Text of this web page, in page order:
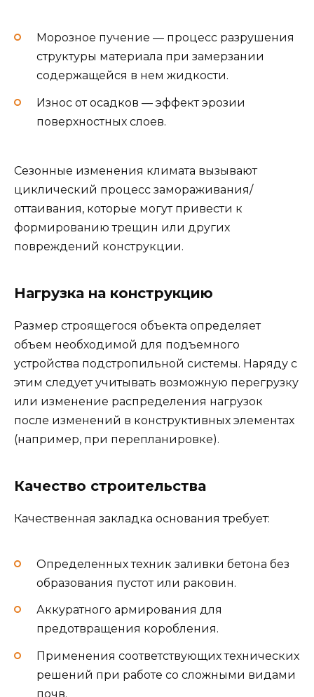
Морозное пучение — процесс разрушения
структуры материала при замерзании
содержащейся в нем жидкости.
Износ от осадков — эффект эрозии
поверхностных слоев.
Сезонные изменения климата вызывают
циклический процесс замораживания/
оттаивания, которые могут привести к
формированию трещин или других
повреждений конструкции.
Нагрузка на конструкцию
Размер строящегося объекта определяет
объем необходимой для подъемного
устройства подстропильной системы. Наряду с
этим следует учитывать возможную перегрузку
или изменение распределения нагрузок
после изменений в конструктивных элементах
(например, при перепланировке).
Качество строительства
Качественная закладка основания требует:
Определенных техник заливки бетона без
образования пустот или раковин.
Аккуратного армирования для
предотвращения коробления.
Применения соответствующих технических
решений при работе со сложными видами
почв.